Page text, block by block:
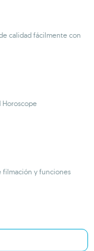
calidad fácilmente con
Horoscope
filmación y funciones